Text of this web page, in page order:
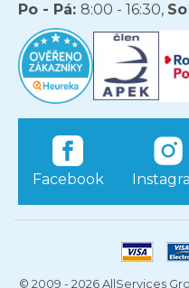
Po - Pá: 8:00 - 16:30,
Facebook
© 2009 - 2026 AllServices